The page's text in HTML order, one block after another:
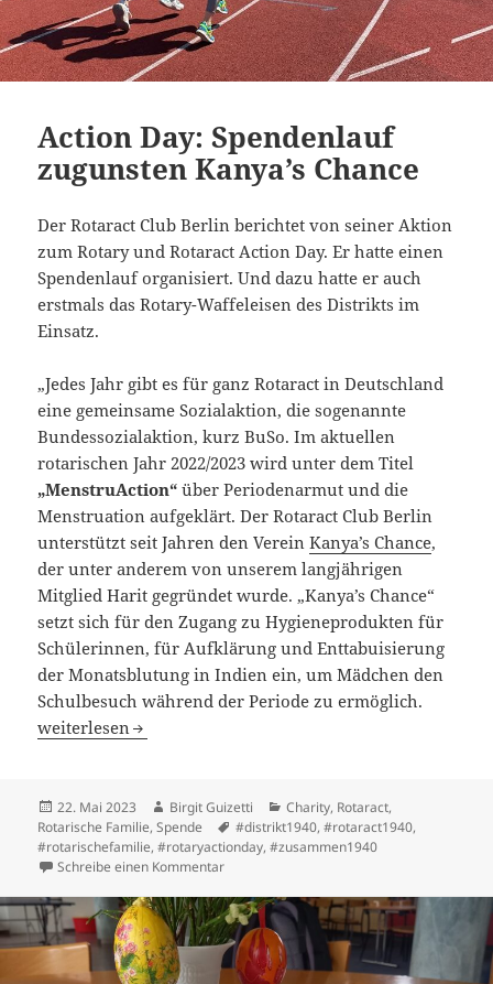
Action Day: Spendenlauf
zugunsten Kanya’s Chance
Der Rotaract Club Berlin berichtet von seiner Aktion
zum Rotary und Rotaract Action Day. Er hatte einen
Spendenlauf organisiert. Und dazu hatte er auch
erstmals das Rotary-Waffeleisen des Distrikts im
Einsatz.
„Jedes Jahr gibt es für ganz Rotaract in Deutschland
eine gemeinsame Sozialaktion, die sogenannte
Bundessozialaktion, kurz BuSo. Im aktuellen
rotarischen Jahr 2022/2023 wird unter dem Titel
„MenstruAction“ über Periodenarmut und die
Menstruation aufgeklärt. Der Rotaract Club Berlin
unterstützt seit Jahren den VereinKanya’s Chance,
der unter anderem von unserem langjährigen
Mitglied Harit gegründet wurde. „Kanya’s Chance“
setzt sich für den Zugang zu Hygieneprodukten für
Schülerinnen, für Aufklärung und Enttabuisierung
der Monatsblutung in Indien ein, um Mädchen den
Schulbesuch während der Periode zu ermöglich.
Action Day: Spendenlauf zugunsten Kanya’s Chance
weiterlesen
Veröffentlicht
am
22. Mai 2023 Autor
Birgit Guizetti Kategorien
Charity, Rotaract,
Rotarische Familie,Spende Schlagwörter
#distrikt1940,#rotaract1940,
#rotarischefamilie,#rotaryactionday,#zusammen1940
Schreibe einen Kommentarzu Action Day: Spendenlauf zugunsten